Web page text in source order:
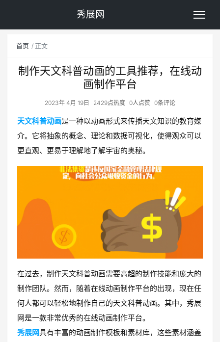
秀展网
首页 正文
制作天文科普动画的工具推荐，在线动
画制作平台
2023年 4月 19日 2429点热度 0人点赞 0条评论
天文科普动画是一种以动画形式来传播天文知识的教育媒
介。它将抽象的概念、理论和数据可视化，使得观众可以
更直观、更易于理解地了解宇宙的奥秘。
在过去，制作天文科普动画需要高超的制作技能和庞大的
制作团队。然而，随着在线动画制作平台的出现，现在任
何人都可以轻松地制作自己的天文科普动画。其中，秀展
网是一款非常优秀的在线动画制作平台。
秀展网具有丰富的动画制作模板和素材库，这些素材涵盖